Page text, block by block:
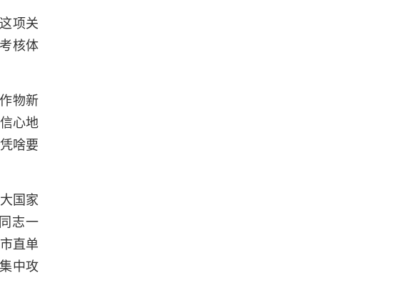
项关
核体
物新
心地
啥要
国家
志一
直单
中攻